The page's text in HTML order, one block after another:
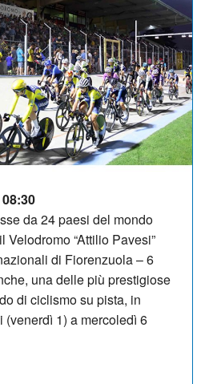
da 24 paesi del mondo
“Attilio Pavesi”
di Fiorenzuola – 6
una delle più prestigiose
di ciclismo su pista, in
(venerdì 1) a mercoledì 6